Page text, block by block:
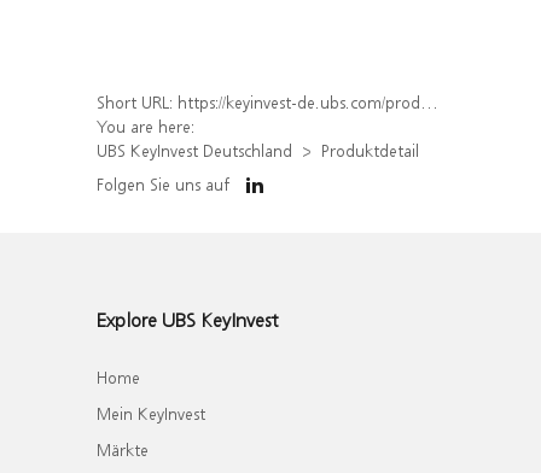
Short URL: https://keyinvest-de.ubs.com/produkt/detail/index/isin/DE000WA6RAN5
You are here:
UBS KeyInvest Deutschland
Produktdetail
Folgen Sie uns auf
Explore UBS KeyInvest
Home
Mein KeyInvest
Märkte